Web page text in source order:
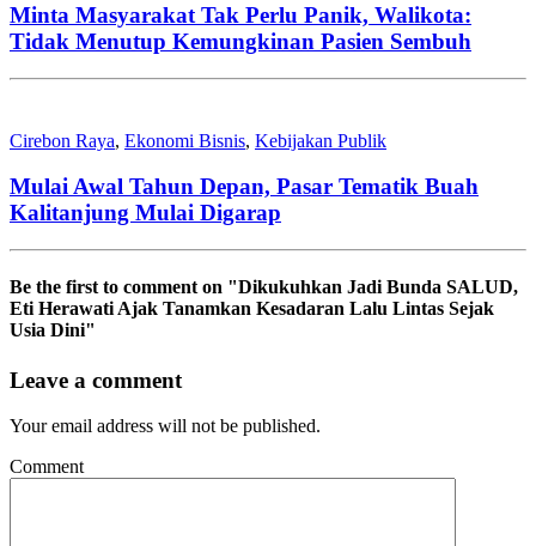
Minta Masyarakat Tak Perlu Panik, Walikota:
Tidak Menutup Kemungkinan Pasien Sembuh
Cirebon Raya, Ekonomi Bisnis, Kebijakan Publik
Mulai Awal Tahun Depan, Pasar Tematik Buah
Kalitanjung Mulai Digarap
Be the first to comment on "Dikukuhkan Jadi Bunda SALUD,
Eti Herawati Ajak Tanamkan Kesadaran Lalu Lintas Sejak
Usia Dini"
Leave a comment
Your email address will not be published.
Comment